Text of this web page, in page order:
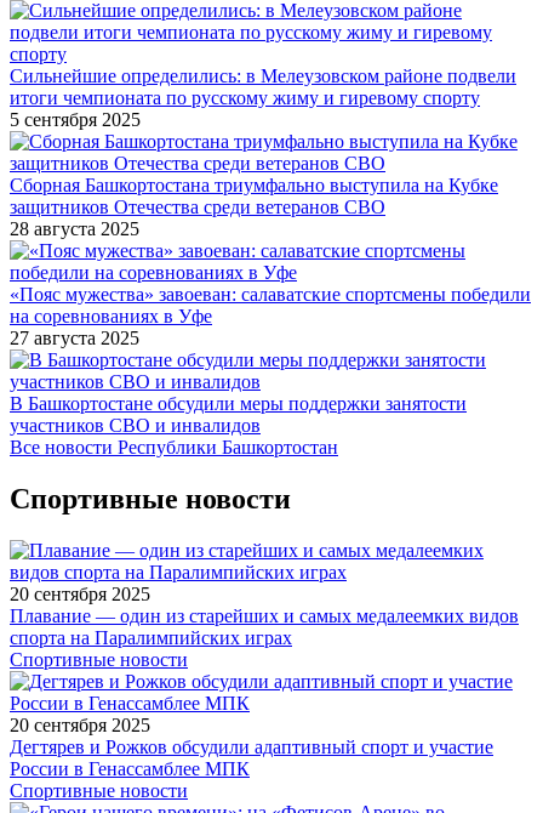
Сильнейшие определились: в Мелеузовском районе подвели
итоги чемпионата по русскому жиму и гиревому спорту
5 сентября 2025
Сборная Башкортостана триумфально выступила на Кубке
защитников Отечества среди ветеранов СВО
28 августа 2025
«Пояс мужества» завоеван: салаватские спортсмены победили
на соревнованиях в Уфе
27 августа 2025
В Башкортостане обсудили меры поддержки занятости
участников СВО и инвалидов
Все новости Республики Башкортостан
Спортивные новости
20 сентября 2025
Плавание — один из старейших и самых медалеемких видов
спорта на Паралимпийских играх
Спортивные новости
20 сентября 2025
Дегтярев и Рожков обсудили адаптивный спорт и участие
России в Генассамблее МПК
Спортивные новости